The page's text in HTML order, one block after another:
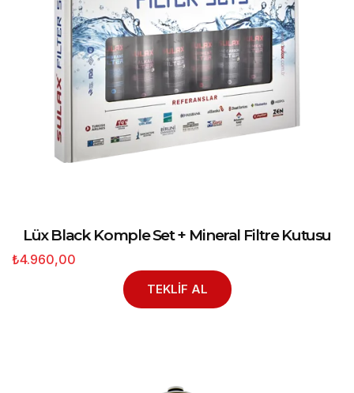
Lüx Black Komple Set + Mineral Filtre Kutusu
₺4.960,00
TEKLİF AL